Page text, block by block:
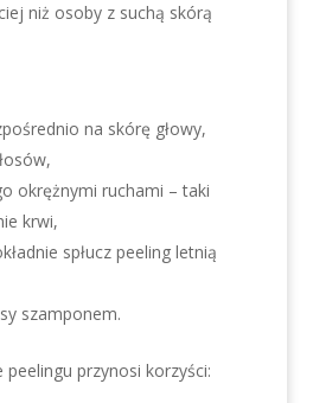
niż osoby z suchą skórą
na skórę głowy,
okrężnymi ruchami – taki
krwi,
spłucz peeling letnią
szamponem.
przynosi korzyści: